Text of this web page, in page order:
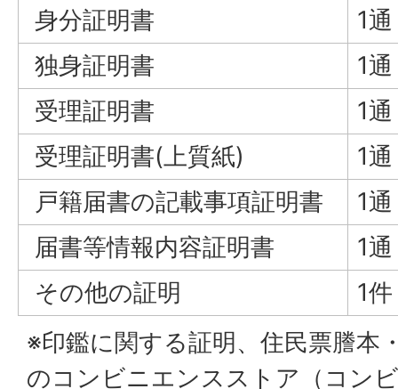
身分証明書
1通
独身証明書
1通
受理証明書
1通
受理証明書(上質紙)
1通
戸籍届書の記載事項証明書
1通
届書等情報内容証明書
1通
その他の証明
1件
※印鑑に関する証明、住民票謄本
のコンビニエンスストア（コン